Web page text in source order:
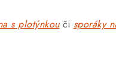
s plotýnkouči sporáky